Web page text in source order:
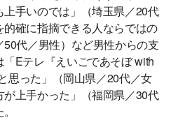
手いのでは」（埼玉県／20代
確に指摘できる人ならではの
代／男性）など男性からの支
Eテレ『えいごであそぼ with
思った」（岡山県／20代／女
上手かった」（福岡県／30代